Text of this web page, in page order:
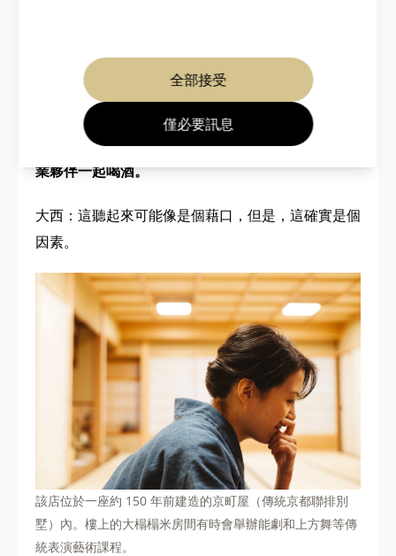
全部接受
僅必要訊息
快發揮作用，所以我通常在晚上 8 點半左右就喝完
—– 我發現這其中有一些商業方面的內容，例如和商
業夥伴一起喝酒。
大西：這聽起來可能像是個藉口，但是，這確實是個
因素。
該店位於一座約 150 年前建造的京町屋（傳統京都聯排別
墅）內。樓上的大榻榻米房間有時會舉辦能劇和上方舞等傳
統表演藝術課程。